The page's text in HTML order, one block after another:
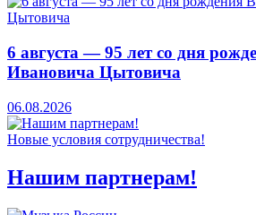
6 августа — 95 лет со дня
Ивановича Цытовича
06.08.2026
Новые условия сотрудничества!
Нашим партнерам!